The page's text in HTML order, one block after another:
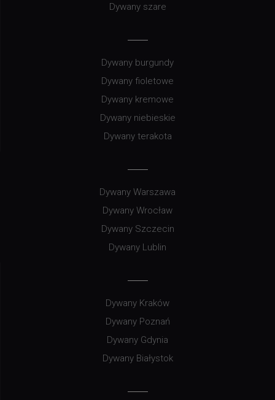
Dywany szare
Dywany burgundy
Dywany fioletowe
Dywany kremowe
Dywany niebieskie
Dywany terakota
Dywany Warszawa
Dywany Wrocław
Dywany Szczecin
Dywany Lublin
Dywany Kraków
Dywany Poznań
Dywany Gdynia
Dywany Białystok